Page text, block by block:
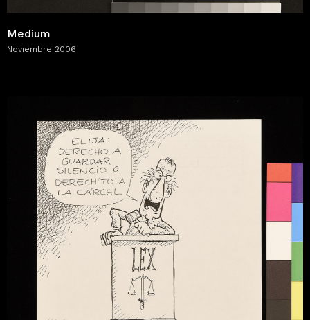
Medium
Noviembre 2006